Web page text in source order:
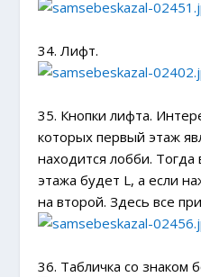
34. Лифт.
35. Кнопки лифта.
которых первый этаж
находится лобби. Тогда
этажа будет L, а если
на второй. Здесь все
36. Табличка со знаком